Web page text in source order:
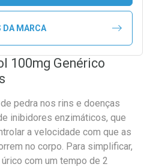
DA MARCA
100mg Genérico
pedra nos rins e doenças
inibidores enzimáticos, que
a velocidade com que as
no corpo. Para simplificar,
com um tempo de 2